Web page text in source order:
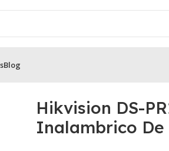
Blog
Hikvision DS-
Inalambrico De